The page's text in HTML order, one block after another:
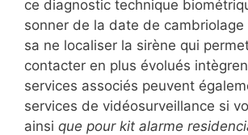
ce diagnostic technique
sonner de la date de
sa ne localiser la sirène qui
contacter en plus évolués
services associés peuvent
services de vidéosurveillance si
ainsi que pour kit alarme